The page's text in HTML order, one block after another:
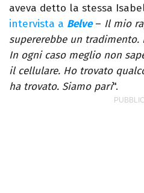
aveva detto la stessa
intervista a Belve– Il mio
supererebbe un tradimento.
In ogni caso meglio non
il cellulare. Ho trovato
ha trovato. Siamo pari".